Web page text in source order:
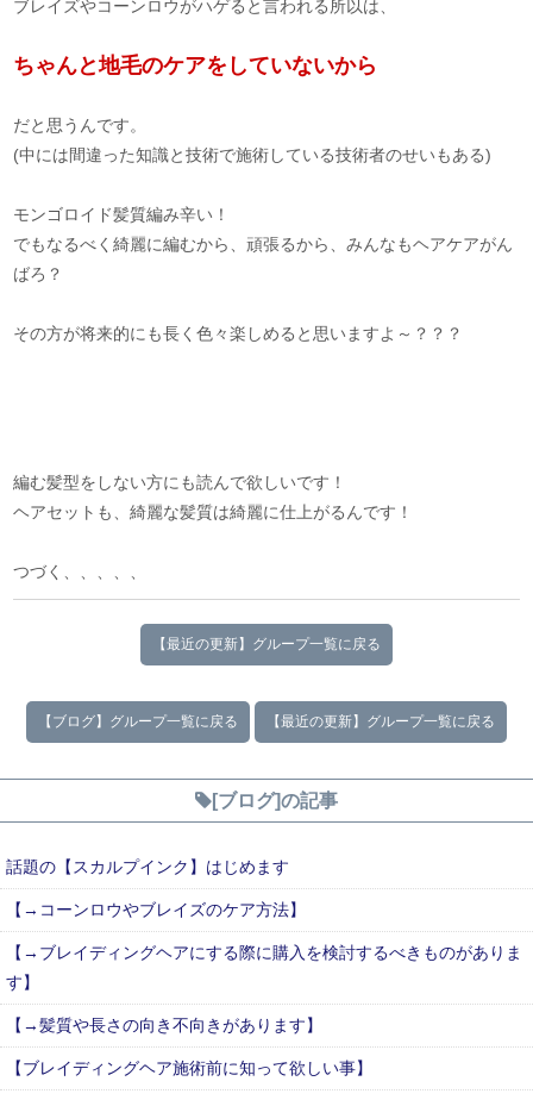
ブレイズやコーンロウがハゲると言われる所以は、
ちゃんと地毛のケアをしていないから
だと思うんです。
(中には間違った知識と技術で施術している技術者のせいもある)
モンゴロイド髪質編み辛い！
でもなるべく綺麗に編むから、頑張るから、みんなもヘアケアがん
ばろ？
その方が将来的にも長く色々楽しめると思いますよ～？？？
編む髪型をしない方にも読んで欲しいです！
ヘアセットも、綺麗な髪質は綺麗に仕上がるんです！
つづく、、、、、
【最近の更新】グループ一覧に戻る
【ブログ】グループ一覧に戻る 【最近の更新】グループ一覧に戻る
[ブログ]の記事
話題の【スカルプインク】はじめます
【→コーンロウやブレイズのケア方法】
【→ブレイディングヘアにする際に購入を検討するべきものがありま
す】
【→髪質や長さの向き不向きがあります】
【ブレイディングヘア施術前に知って欲しい事】